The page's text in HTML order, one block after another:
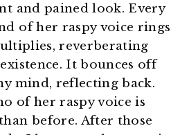
and pained look. Every
of her raspy voice rings
reverberating
It bounces off
mind, reflecting back.
of her raspy voice is
before. After those